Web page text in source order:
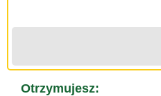
Otrzymujesz: